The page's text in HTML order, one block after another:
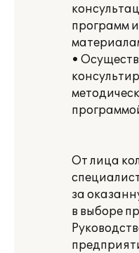
программ
•
От лица
за
в выборе